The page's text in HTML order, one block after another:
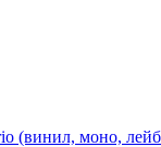
(винил, моно,